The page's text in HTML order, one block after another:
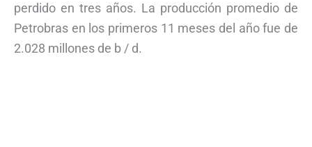
perdido en tres años. La producción promedio de
Petrobras en los primeros 11 meses del año fue de
2.028 millones de b / d.